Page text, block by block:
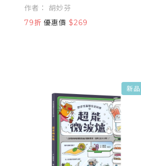
作者： 胡妙芬
79折 優惠價 $269
新品